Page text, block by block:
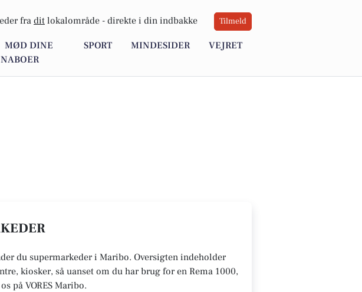
fra dit lokalområde - direkte i din indbakke Tilmeld
MØD DINE
NABOER
SPORT MINDESIDER VEJRET
du supermarkeder i Maribo. Oversigten indeholder
kiosker, så uanset om du har brug for en Rema 1000,
på VORES Maribo.